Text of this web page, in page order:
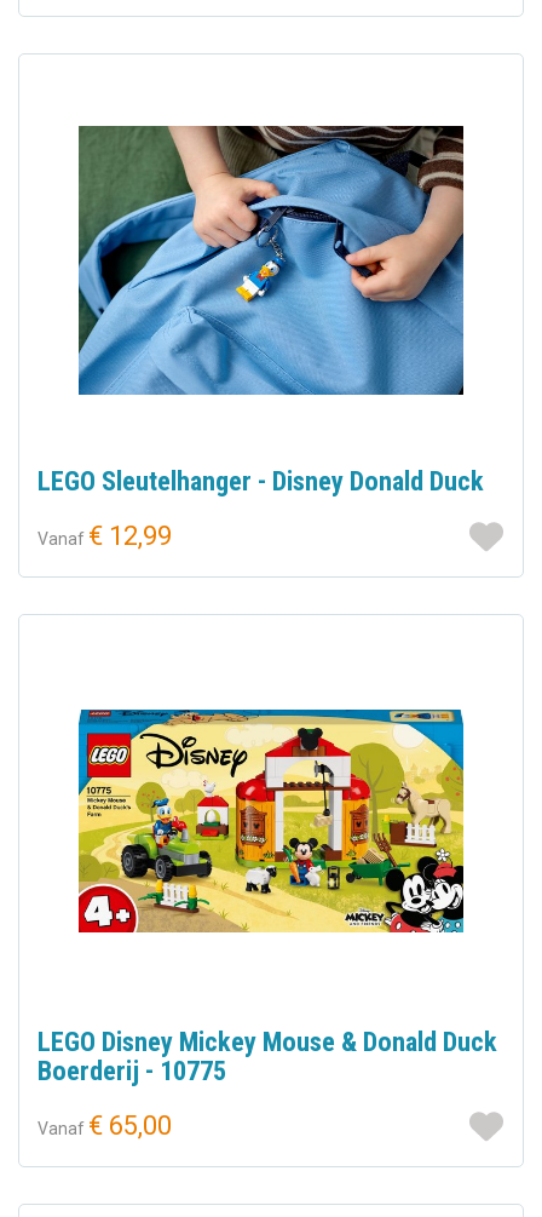
LEGO Sleutelhanger - Disney Donald Duck
Vanaf € 12,99
LEGO Disney Mickey Mouse & Donald Duck
Boerderij - 10775
Vanaf € 65,00